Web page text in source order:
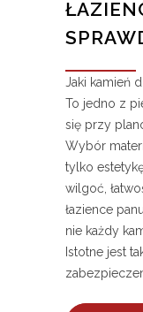
Jaki kamień
To jedno z
się przy
Wybór
tylko
wilgoć,
łazience
nie każdy
Istotne jest